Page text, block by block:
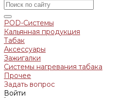
POD-Системы
Кальянная продукция
Табак
Аксессуары
Зажигалки
Системы нагревания табака
Прочее
Задать вопрос
Войти